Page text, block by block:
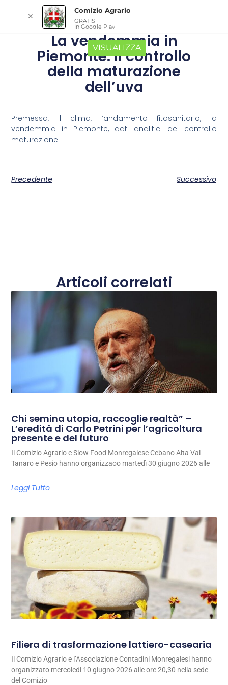
La vendemmia in
Piemonte. Il controllo
della maturazione
dell’uva
Premessa, il clima, l’andamento fitosanitario, la
vendemmia in Piemonte, dati analitici del controllo
maturazione
Precedente Successivo
Articoli correlati
Chi semina utopia, raccoglie realtà” –
L’eredità di Carlo Petrini per l’agricoltura
presente e del futuro
Il Comizio Agrario e Slow Food Monregalese Cebano Alta Val
Tanaro e Pesio hanno organizzaoo martedì 30 giugno 2026 alle
Leggi Tutto
Filiera di trasformazione lattiero-casearia
Il Comizio Agrario e l’Associazione Contadini Monregalesi hanno
organizzato mercoledì 10 giugno 2026 alle ore 20,30 nella sede
del Comizio
✕
Comizio Agrario
GRATIS
In Google Play
VISUALIZZA